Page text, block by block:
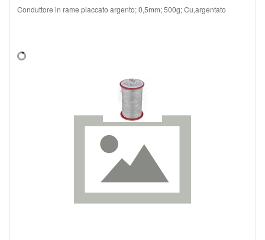
Conduttore in rame placcato argento; 0,5mm; 500g; Cu,argentato